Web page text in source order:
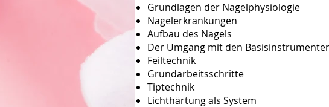
Grundlagen der Nagelphysiologie
Nagelerkrankungen
Aufbau des Nagels
Der Umgang mit den
Feiltechnik
Grundarbeitsschritte
Tiptechnik
Lichthärtung als System